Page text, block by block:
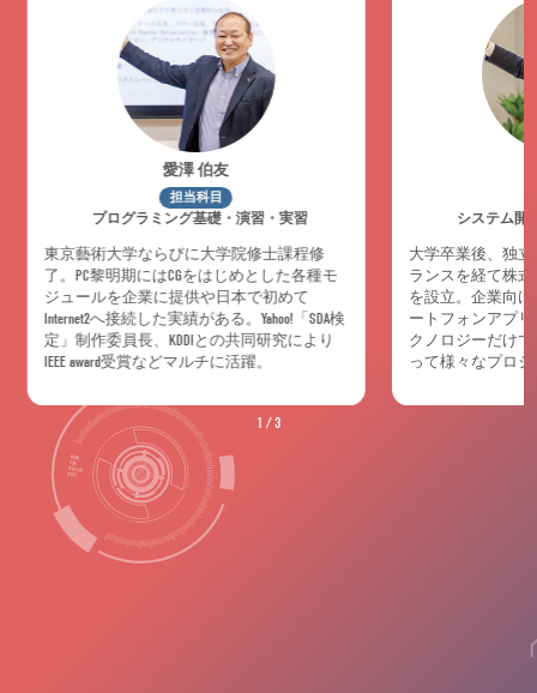
愛澤 伯友
担当科目
プログラミング基礎・演習・実習
東京藝術大学ならびに大学院修士課程修
了。PC黎明期にはCGをはじめとした各種モ
ジュールを企業に提供や日本で初めて
Internet2へ接続した実績がある。Yahoo!「SDA検
定」制作委員長、KDDIとの共同研究により
IEEE award受賞などマルチに活躍。
システム開
大学卒業後、独
ランスを経て株
を設立。企業向
ートフォンアプ
クノロジーだけ
って様々なプロ
1 /3